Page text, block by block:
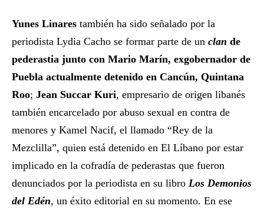
Yunes Linares también ha sido señalado por la
periodista Lydia Cacho se formar parte de un clan de
pederastia junto con Mario Marín, exgobernador de
Puebla actualmente detenido en Cancún, Quintana
Roo; Jean Succar Kuri, empresario de origen libanés
también encarcelado por abuso sexual en contra de
menores y Kamel Nacif, el llamado “Rey de la
Mezclilla”, quien está detenido en El Líbano por estar
implicado en la cofradía de pederastas que fueron
denunciados por la periodista en su libro Los Demonios
del Edén, un éxito editorial en su momento. En ese